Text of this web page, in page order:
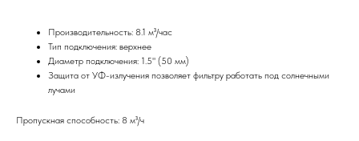
Производительность: 8.1 м³/час
Тип подключения: верхнее
Диаметр подключения: 1.5" (50 мм)
Защита от УФ-излучения позволяет фильтру работать под солнечными
лучами
Пропускная способность: 8 м³/ч